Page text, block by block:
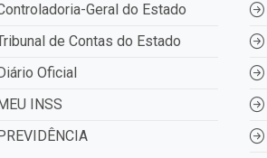
Geral do Estado
de Contas do Estado
Diário Oficial
MEU INSS
PREVIDÊNCIA